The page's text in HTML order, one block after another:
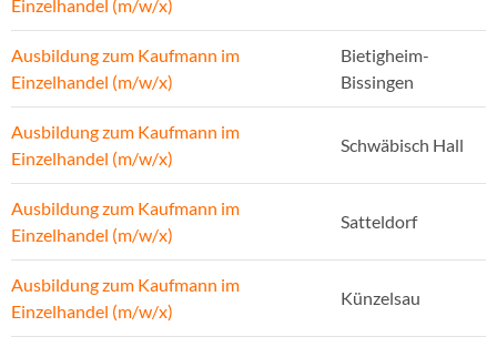
Einzelhandel (m/w/x)
Ausbildung zum Kaufmann im
Einzelhandel (m/w/x)
Bietigheim-
Bissingen
Ausbildung zum Kaufmann im
Einzelhandel (m/w/x)
Schwäbisch Hall
Ausbildung zum Kaufmann im
Einzelhandel (m/w/x)
Satteldorf
Ausbildung zum Kaufmann im
Einzelhandel (m/w/x)
Künzelsau